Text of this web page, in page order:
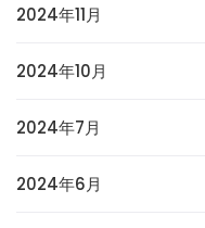
2024年11月
2024年10月
2024年7月
2024年6月